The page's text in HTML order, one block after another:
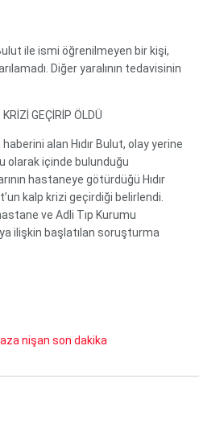
ile ismi öğrenilmeyen bir kişi,
Diğer yaralının tedavisinin
GEÇİRİP ÖLDÜ
alan Hıdır Bulut, olay yerine
olarak içinde bulunduğu
hastaneye götürdüğü Hıdır
kalp krizi geçirdiği belirlendi.
ve Adli Tıp Kurumu
ilişkin başlatılan soruşturma
nişan son dakika